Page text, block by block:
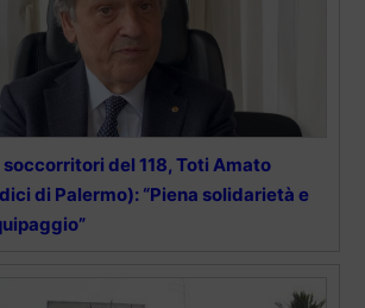
del 118, Toti Amato
di Palermo): “Piena solidarietà e